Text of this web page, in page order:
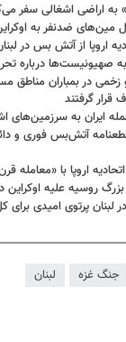
به اراضی اشغالی سفر
مین‌های ضدنفر به
اروپا از آتش بس در
صهیونیست‌ها درباره
در بمباران مناطق
گرفتند
ایران به سرزمین‌های
آتش‌بس فوری و
اروپا با «معامله
روسیه علیه اوکراین
لبنان پرتوی امیدی
جنگ غزه لبنان